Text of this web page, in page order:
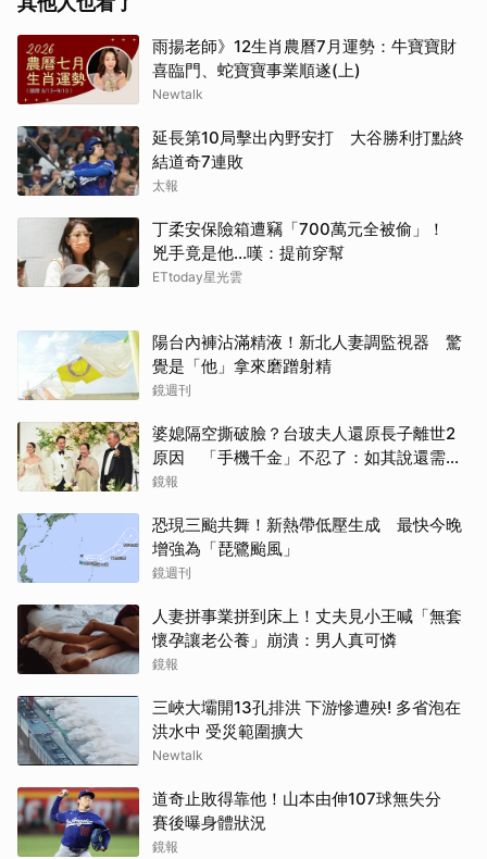
雨揚老師》12生肖農曆7月運勢：牛寶寶財
喜臨門、蛇寶寶事業順遂(上)
Newtalk
延長第10局擊出內野安打 大谷勝利打點終
結道奇7連敗
太報
丁柔安保險箱遭竊「700萬元全被偷」！
兇手竟是他...嘆：提前穿幫
ETtoday星光雲
陽台內褲沾滿精液！新北人妻調監視器 驚
覺是「他」拿來磨蹭射精
鏡週刊
婆媳隔空撕破臉？台玻夫人還原長子離世2
原因 「手機千金」不忍了：如其說還需要
離開嗎？
鏡報
恐現三颱共舞！新熱帶低壓生成 最快今晚
增強為「琵鷺颱風」
鏡週刊
人妻拼事業拼到床上！丈夫見小王喊「無套
懷孕讓老公養」崩潰：男人真可憐
鏡報
三峽大壩開13孔排洪 下游慘遭殃! 多省泡在
洪水中 受災範圍擴大
Newtalk
道奇止敗得靠他！山本由伸107球無失分
賽後曝身體狀況
鏡報